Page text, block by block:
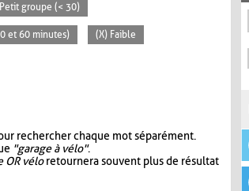
groupe (< 30)
et 60 minutes) (X) Faible
rechercher chaque mot séparément.
"garage à vélo".
OR véloretournera souvent plus de résultat